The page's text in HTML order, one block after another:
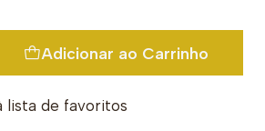
Adicionar ao Carrinho
lista de favoritos